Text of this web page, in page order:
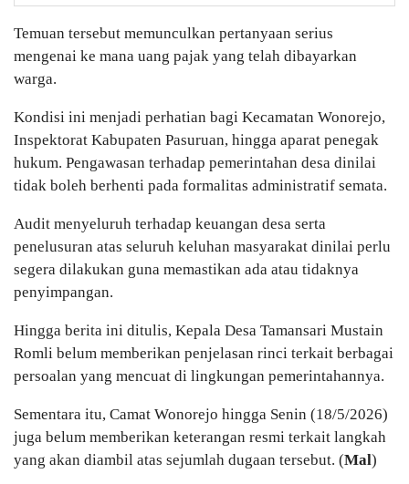
Temuan tersebut memunculkan pertanyaan serius
mengenai ke mana uang pajak yang telah dibayarkan
warga.
Kondisi ini menjadi perhatian bagi Kecamatan Wonorejo,
Inspektorat Kabupaten Pasuruan, hingga aparat penegak
hukum. Pengawasan terhadap pemerintahan desa dinilai
tidak boleh berhenti pada formalitas administratif semata.
Audit menyeluruh terhadap keuangan desa serta
penelusuran atas seluruh keluhan masyarakat dinilai perlu
segera dilakukan guna memastikan ada atau tidaknya
penyimpangan.
Hingga berita ini ditulis, Kepala Desa Tamansari Mustain
Romli belum memberikan penjelasan rinci terkait berbagai
persoalan yang mencuat di lingkungan pemerintahannya.
Sementara itu, Camat Wonorejo hingga Senin (18/5/2026)
juga belum memberikan keterangan resmi terkait langkah
yang akan diambil atas sejumlah dugaan tersebut. (Mal)